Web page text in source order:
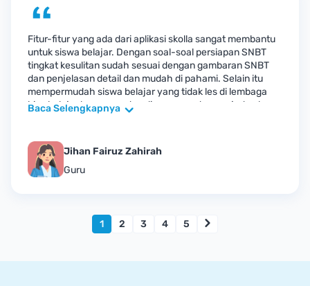
Fitur-fitur yang ada dari aplikasi skolla sangat membantu
untuk siswa belajar. Dengan soal-soal persiapan SNBT
tingkat kesulitan sudah sesuai dengan gambaran SNBT
dan penjelasan detail dan mudah di pahami. Selain itu
mempermudah siswa belajar yang tidak les di lembaga
bisa belajar kapanpun dan dimanapun dengan jadwal
Baca Selengkapnya
Jihan Fairuz Zahirah
Guru
1 2 3 4 5